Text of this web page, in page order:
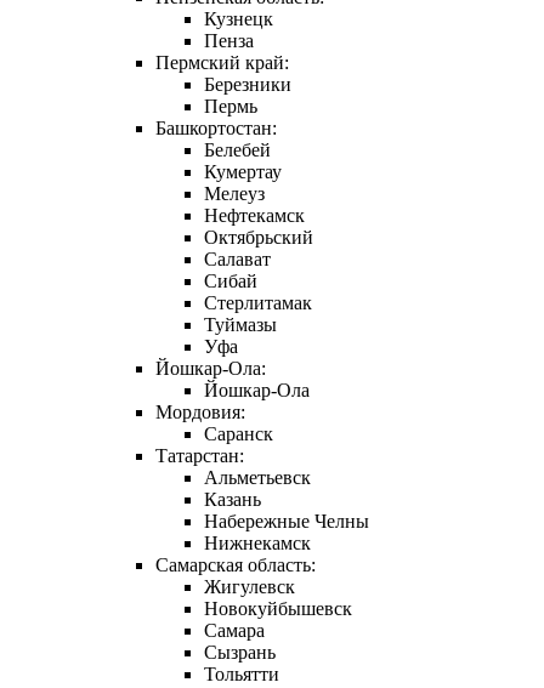
Кузнецк
Пенза
Пермский край:
Березники
Пермь
Башкортостан:
Белебей
Кумертау
Мелеуз
Нефтекамск
Октябрьский
Салават
Сибай
Стерлитамак
Туймазы
Уфа
Йошкар-Ола:
Йошкар-Ола
Мордовия:
Саранск
Татарстан:
Альметьевск
Казань
Набережные Челны
Нижнекамск
Самарская область:
Жигулевск
Новокуйбышевск
Самара
Сызрань
Тольятти